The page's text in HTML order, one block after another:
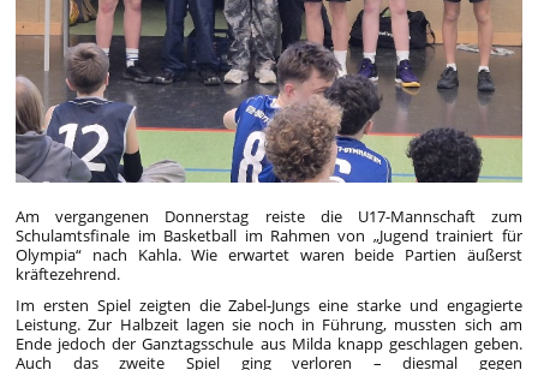
Am vergangenen Donnerstag reiste die U17-Mannschaft zum
Schulamtsfinale im Basketball im Rahmen von „Jugend trainiert für
Olympia“ nach Kahla. Wie erwartet waren beide Partien äußerst
kräftezehrend.
Im ersten Spiel zeigten die Zabel-Jungs eine starke und engagierte
Leistung. Zur Halbzeit lagen sie noch in Führung, mussten sich am
Ende jedoch der Ganztagsschule aus Milda knapp geschlagen geben.
Auch das zweite Spiel ging verloren – diesmal gegen